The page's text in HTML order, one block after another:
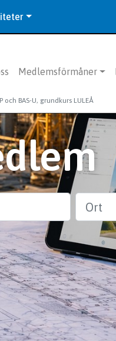
Medlemsförmåner
P och BAS-U, grundkurs LULEÅ